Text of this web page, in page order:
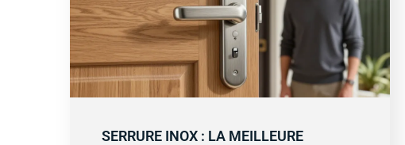
SERRURE INOX : LA MEILLEURE